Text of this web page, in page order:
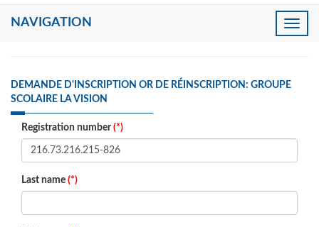
Toggle
NAVIGATION
DEMANDE D'INSCRIPTION OR DE RÉINSCRIPTION: GROUPE
SCOLAIRE LA VISION
Registration number(*)
Last name (*)